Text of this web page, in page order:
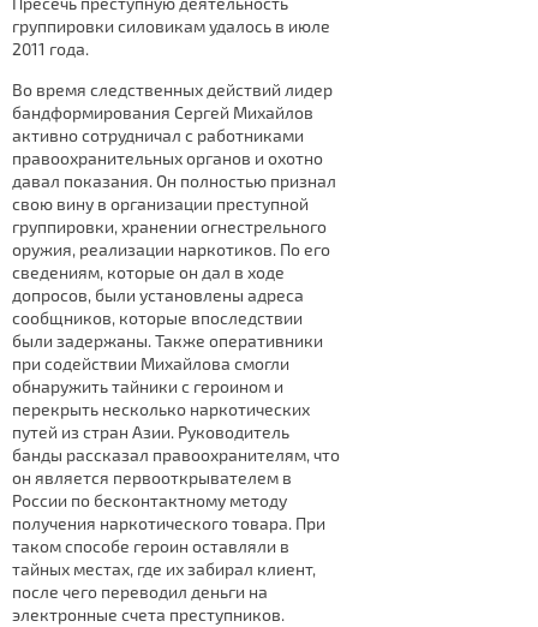
группировки силовикам удалось в июле
2011 года.
Во время следственных действий лидер
бандформирования Сергей Михайлов
активно сотрудничал с работниками
правоохранительных органов и охотно
давал показания. Он полностью признал
свою вину в организации преступной
группировки, хранении огнестрельного
оружия, реализации наркотиков. По его
сведениям, которые он дал в ходе
допросов, были установлены адреса
сообщников, которые впоследствии
были задержаны. Также оперативники
при содействии Михайлова смогли
обнаружить тайники с героином и
перекрыть несколько наркотических
путей из стран Азии. Руководитель
банды рассказал правоохранителям, что
он является первооткрывателем в
России по бесконтактному методу
получения наркотического товара. При
таком способе героин оставляли в
тайных местах, где их забирал клиент,
после чего переводил деньги на
электронные счета преступников.